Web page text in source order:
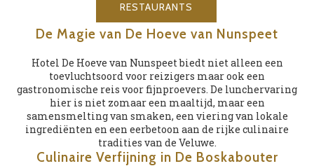
RESTAURANTS
De Magie van De Hoeve van Nunspeet
Hotel De Hoeve van Nunspeet biedt niet alleen een
toevluchtsoord voor reizigers maar ook een
gastronomische reis voor fijnproevers. De lunchervaring
hier is niet zomaar een maaltijd, maar een
samensmelting van smaken, een viering van lokale
ingrediënten en een eerbetoon aan de rijke culinaire
tradities van de Veluwe.
Culinaire Verfijning in De Boskabouter